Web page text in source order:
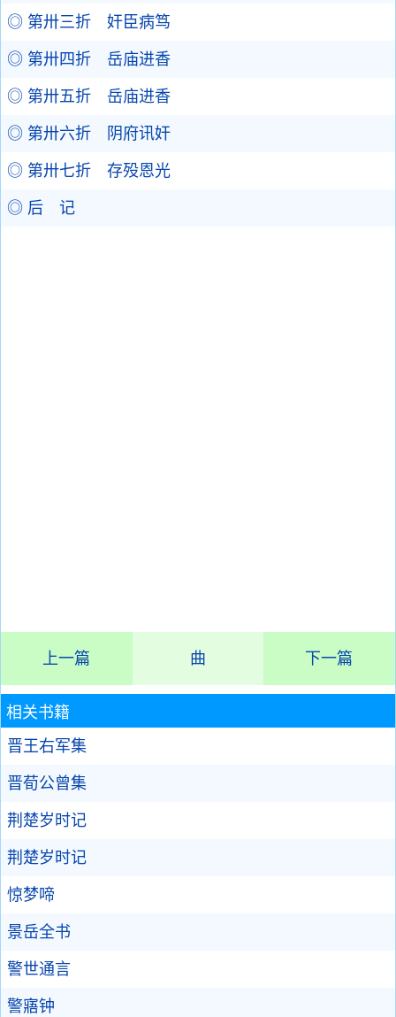
◎ 第卅三折 奸臣病笃
◎ 第卅四折 岳庙进香
◎ 第卅五折 岳庙进香
◎ 第卅六折 阴府讯奸
◎ 第卅七折 存殁恩光
◎ 后 记
上一篇 曲 下一篇
相关书籍
晋王右军集
晋荀公曾集
荆楚岁时记
荆楚岁时记
惊梦啼
景岳全书
警世通言
警寤钟